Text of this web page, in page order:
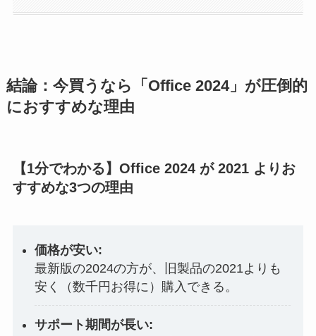
結論：今買うなら「Office 2024」が圧倒的
におすすめな理由
【1分でわかる】Office 2024 が 2021 よりお
すすめな3つの理由
価格が安い:
最新版の2024の方が、旧製品の2021よりも
安く（数千円お得に）購入できる。
サポート期間が長い: